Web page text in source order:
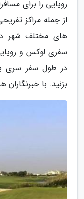
رویایی را برای
از جمله مراکز
های مختلف شهر
سفری لوکس و
در طول سفر سری
بزنید. با خبرنگاران